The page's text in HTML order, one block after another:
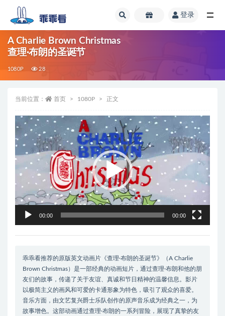
登录
A Charlie Brown Christmas
查理·布朗的圣诞节
1080P 28
当前位置： 首页 1080P 正文
播
放
00:00 00:00
乖乖看推荐的原版英文动画片《查理·布朗的圣诞节》（A Charlie
Brown Christmas）是一部经典的动画短片，通过查理·布朗和他的朋
友们的故事，传递了关于友谊、真诚和节日精神的温馨信息。影片
以极简主义的画风和可爱的卡通形象为特色，吸引了观众的喜爱。
音乐方面，由文艺复兴爵士乐队创作的原声音乐成为经典之一，为
故事增色。这部动画通过查理·布朗的一系列冒险，展现了真挚的友